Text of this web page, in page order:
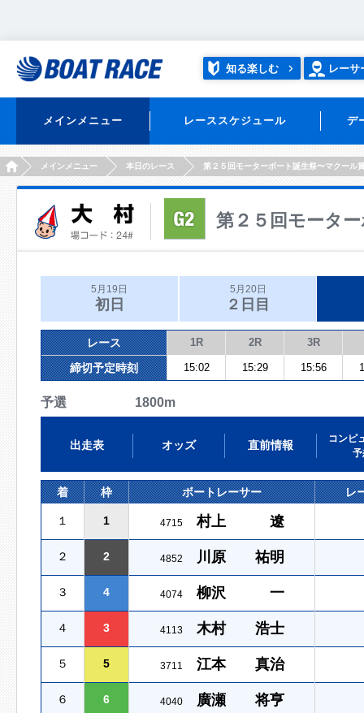
知る楽しむ レーサ
メインメニュー レーススケジュール デ
HOMEメインメニュー 本日のレース 第２５回モーターボート誕生祭〜マクール
第２５回モータ
5月19日
初日
5月20日
２日目
レース 1R 2R 3R
締切予定時刻 15:02 15:29 15:56
予選 1800m
出走表 オッズ 直前情報
コンピ
予
着 枠 ボートレーサー レ
１ 1 4715 村上 遼
２ 2 4852 川原 祐明
３ 4 4074 柳沢 一
４ 3 4113 木村 浩士
５ 5 3711 江本 真治
６ 6 4040 廣瀬 将亨